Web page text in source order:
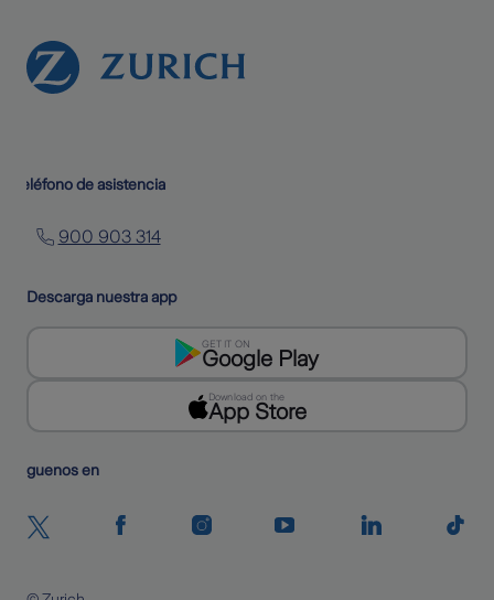
Teléfono de asistencia
900 903 314
Descarga nuestra app
GET IT ON
Google Play
Download on the
App Store
Siguenos en